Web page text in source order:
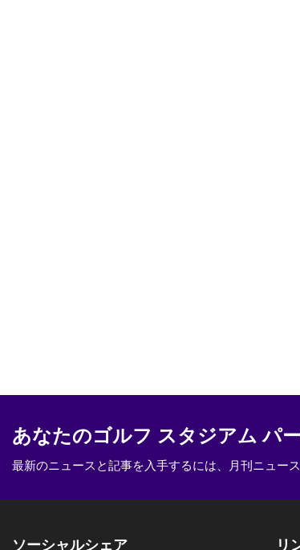
あなたのゴルフ スタジアム パ
最新のニュースと記事を入手するには、月刊ニュー
ソーシャルシェア リ